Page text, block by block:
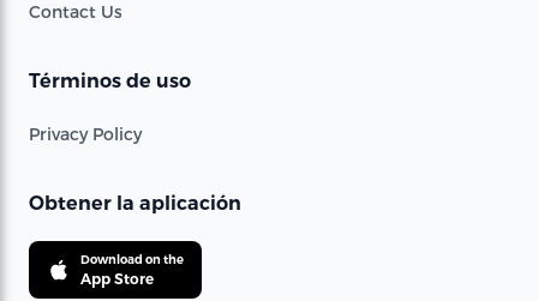
Contact Us
Términos de uso
Privacy Policy
Obtener la aplicación
Download on the
App Store